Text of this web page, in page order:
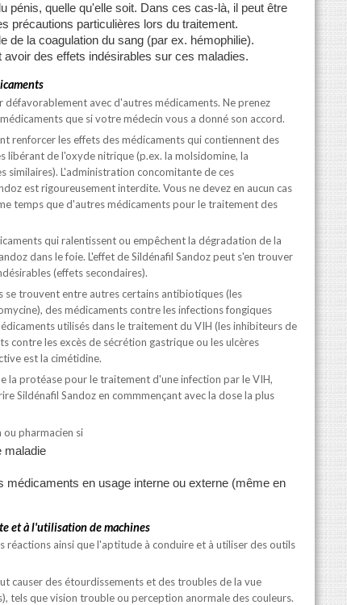
pénis, quelle qu'elle soit. Dans ces cas-là, il peut être
précautions particulières lors du traitement.
de la coagulation du sang (par ex. hémophilie).
avoir des effets indésirables sur ces maladies.
défavorablement avec d'autres médicaments. Ne prenez
que si votre médecin vous a donné son accord.
renforcer les effets des médicaments qui contiennent des
libérant de l'oxyde nitrique (p.ex. la molsidomine, la
similaires). L'administration concomitante de ces
est rigoureusement interdite. Vous ne devez en aucun cas
temps que d'autres médicaments pour le traitement des
qui ralentissent ou empêchent la dégradation de la
dans le foie. L'effet de Sildénafil Sandoz peut s'en trouver
(effets secondaires).
se trouvent entre autres certains antibiotiques (les
des médicaments contre les infections fongiques
utilisés dans le traitement du VIH (les inhibiteurs de
contre les excès de sécrétion gastrique ou les ulcères
est la cimétidine.
la protéase pour le traitement d'une infection par le VIH,
Sildénafil Sandoz en commmençant avec la dose la plus
pharmacien si
maladie
médicaments en usage interne ou externe (même en
et à l'utilisation de machines
réactions ainsi que l'aptitude à conduire et à utiliser des outils
causer des étourdissements et des troubles de la vue
tels que vision trouble ou perception anormale des couleurs.